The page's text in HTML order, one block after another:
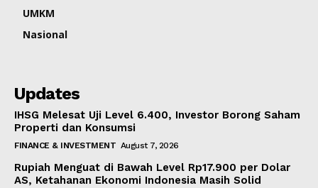
UMKM
Nasional
Updates
IHSG Melesat Uji Level 6.400, Investor Borong Saham
Properti dan Konsumsi
FINANCE & INVESTMENT August 7, 2026
Rupiah Menguat di Bawah Level Rp17.900 per Dolar
AS, Ketahanan Ekonomi Indonesia Masih Solid